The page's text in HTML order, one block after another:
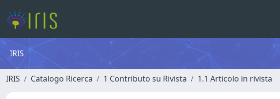
IRIS
IRIS Catalogo Ricerca 1 Contributo su Rivista 1.1 Articolo in rivista